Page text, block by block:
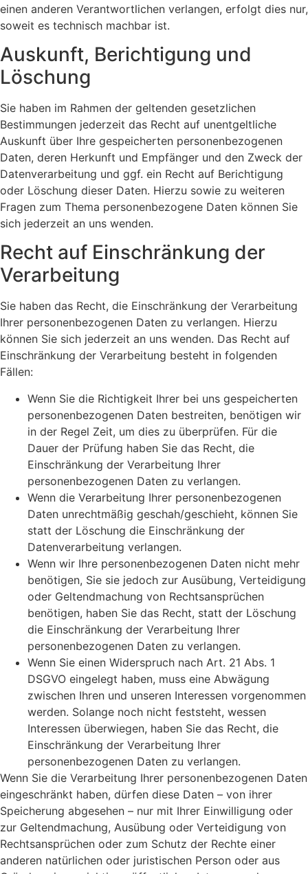
einen anderen Verantwortlichen verlangen, erfolgt dies nur,
soweit es technisch machbar ist.
Auskunft, Berichtigung und
Löschung
Sie haben im Rahmen der geltenden gesetzlichen
Bestimmungen jederzeit das Recht auf unentgeltliche
Auskunft über Ihre gespeicherten personenbezogenen
Daten, deren Herkunft und Empfänger und den Zweck der
Datenverarbeitung und ggf. ein Recht auf Berichtigung
oder Löschung dieser Daten. Hierzu sowie zu weiteren
Fragen zum Thema personenbezogene Daten können Sie
sich jederzeit an uns wenden.
Recht auf Einschränkung der
Verarbeitung
Sie haben das Recht, die Einschränkung der Verarbeitung
Ihrer personenbezogenen Daten zu verlangen. Hierzu
können Sie sich jederzeit an uns wenden. Das Recht auf
Einschränkung der Verarbeitung besteht in folgenden
Fällen:
Wenn Sie die Richtigkeit Ihrer bei uns gespeicherten
personenbezogenen Daten bestreiten, benötigen wir
in der Regel Zeit, um dies zu überprüfen. Für die
Dauer der Prüfung haben Sie das Recht, die
Einschränkung der Verarbeitung Ihrer
personenbezogenen Daten zu verlangen.
Wenn die Verarbeitung Ihrer personenbezogenen
Daten unrechtmäßig geschah/geschieht, können Sie
statt der Löschung die Einschränkung der
Datenverarbeitung verlangen.
Wenn wir Ihre personenbezogenen Daten nicht mehr
benötigen, Sie sie jedoch zur Ausübung, Verteidigung
oder Geltendmachung von Rechtsansprüchen
benötigen, haben Sie das Recht, statt der Löschung
die Einschränkung der Verarbeitung Ihrer
personenbezogenen Daten zu verlangen.
Wenn Sie einen Widerspruch nach Art. 21 Abs. 1
DSGVO eingelegt haben, muss eine Abwägung
zwischen Ihren und unseren Interessen vorgenommen
werden. Solange noch nicht feststeht, wessen
Interessen überwiegen, haben Sie das Recht, die
Einschränkung der Verarbeitung Ihrer
personenbezogenen Daten zu verlangen.
Wenn Sie die Verarbeitung Ihrer personenbezogenen Daten
eingeschränkt haben, dürfen diese Daten – von ihrer
Speicherung abgesehen – nur mit Ihrer Einwilligung oder
zur Geltendmachung, Ausübung oder Verteidigung von
Rechtsansprüchen oder zum Schutz der Rechte einer
anderen natürlichen oder juristischen Person oder aus